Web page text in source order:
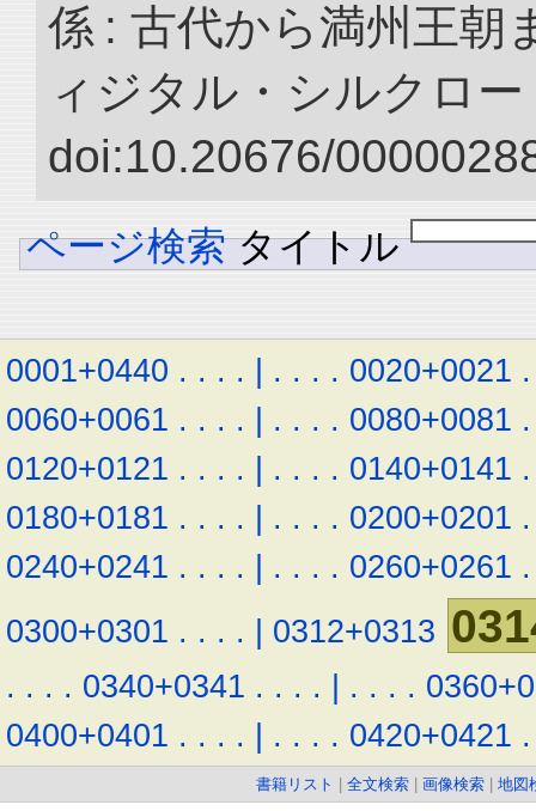
係 : 古代から満州王朝
ィジタル・シルクロ
doi:10.20676/
ページ検索 タイトル
0001+0440 . . . . | . . . . 0020+0021 .
0060+0061 . . . . | . . . . 0080+0081 .
0120+0121 . . . . | . . . . 0140+0141 .
0180+0181 . . . . | . . . . 0200+0201 .
0240+0241 . . . . | . . . . 0260+0261 .
0300+0301 . . . . | 0312+0313
. . . . 0340+0341 . . . . | . . . .
0400+0401 . . . . | . . . . 0420+0421 .
書籍リスト 全文検索 画像検索 地図